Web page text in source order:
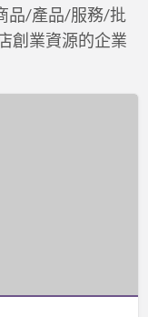
品/產品/服務/批
創業資源的企業